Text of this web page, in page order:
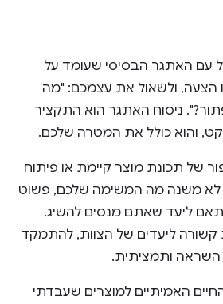
עם האתגר הבסיסי שעומד על
הצעה, ולשאול את עצמכם: "מה
ניסוח האתגר הוא התקציר
והוא כולל את המטרה שלכם.
של תכונת מוצר קיימת או פיתוח
לא משנה מה המשימה שלכם, פשוט
ליעד שאתם מנסים להשיג.
קשורה ליעדים של הצוות, להתמקד
השראה ותמציתית.
האמיתיים למוצרים שעבדתי